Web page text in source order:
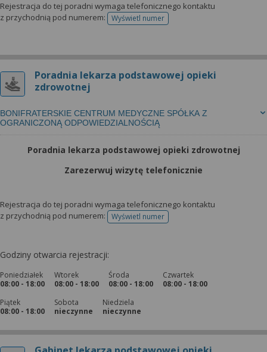
Rejestracja do tej poradni wymaga telefonicznego kontaktu
z przychodnią pod numerem:
Wyświetl numertelefonu do rejestracji
Poradnia lekarza podstawowej opieki
zdrowotnej
BONIFRATERSKIE CENTRUM MEDYCZNE SPÓŁKA Z
OGRANICZONĄ ODPOWIEDZIALNOŚCIĄ
Poradnia lekarza podstawowej opieki zdrowotnej
Zarezerwuj wizytę telefonicznie
Rejestracja do tej poradni wymaga telefonicznego kontaktu
z przychodnią pod numerem:
Wyświetl numertelefonu do rejestracji
Godziny otwarcia rejestracji:
Poniedziałek
08:00 - 18:00
Wtorek
08:00 - 18:00
Środa
08:00 - 18:00
Czwartek
08:00 - 18:00
Piątek
08:00 - 18:00
Sobota
nieczynne
Niedziela
nieczynne